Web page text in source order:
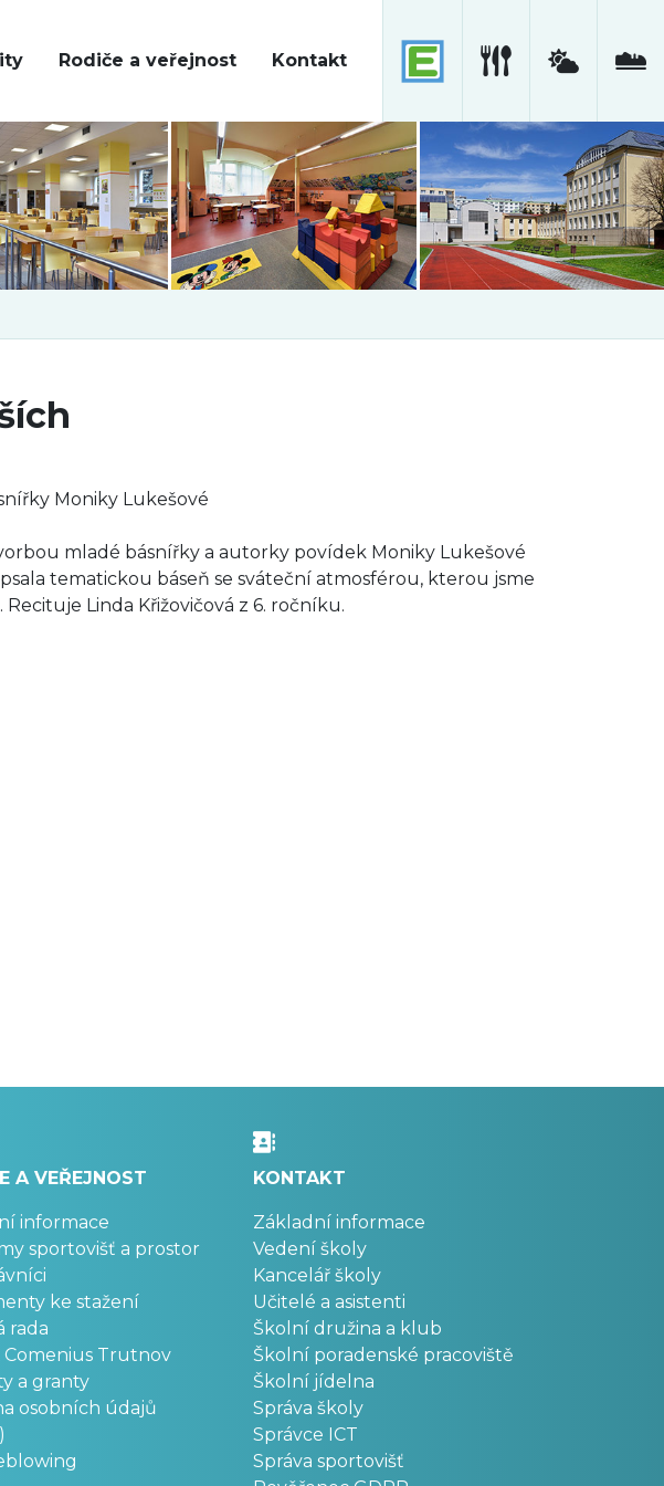
Rodiče a veřejnost Kontakt
Moniky Lukešové
mladé básnířky a autorky povídek Moniky Lukešové
tematickou báseň se sváteční atmosférou, kterou jsme
Linda Křižovičová z 6. ročníku.
A VEŘEJNOST
informace
sportovišť a prostor
ke stažení
rada
Comenius Trutnov
a granty
osobních údajů
KONTAKT
Základní informace
Vedení školy
Kancelář školy
Učitelé a asistenti
Školní družina a klub
Školní poradenské pracoviště
Školní jídelna
Správa školy
Správce ICT
Správa sportovišť